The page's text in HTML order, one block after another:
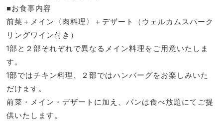
■お食事内容
前菜＋メイン〈肉料理〉＋デザート（ウェルカムスパーク
リングワイン付き）
1部と２部それぞれで異なるメイン料理をご用意いたしま
す。
1部ではチキン料理、２部ではハンバーグをお楽しみいた
だけます。
前菜・メイン・デザートに加え、パンは食べ放題にてご提
供いたします。